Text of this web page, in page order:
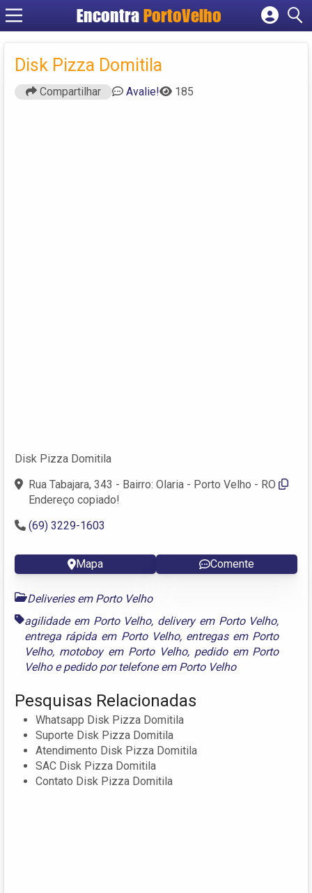
EncontraPortoVelho
Cadastrar empresa
Criar conta
Disk Pizza Domitila
Compartilhar Avalie! 185
Disk Pizza Domitila
Rua Tabajara, 343 - Bairro: Olaria - Porto Velho - RO
Endereço copiado!
(69) 3229-1603
Mapa Comente
Deliveries em Porto Velho
agilidade em Porto Velho, delivery em Porto Velho,
entrega rápida em Porto Velho, entregas em Porto
Velho, motoboy em Porto Velho, pedido em Porto
Velhoepedido por telefone em Porto Velho
Pesquisas Relacionadas
Whatsapp Disk Pizza Domitila
Suporte Disk Pizza Domitila
Atendimento Disk Pizza Domitila
SAC Disk Pizza Domitila
Contato Disk Pizza Domitila